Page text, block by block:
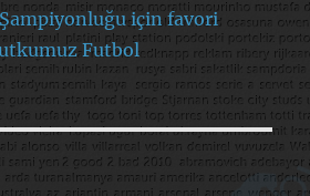
Şampiyonluğu için favori
Futbol